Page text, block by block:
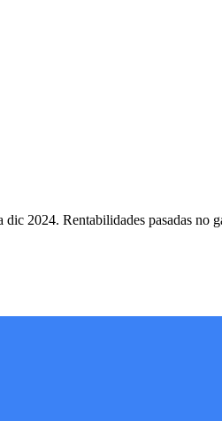
2024. Rentabilidades pasadas no